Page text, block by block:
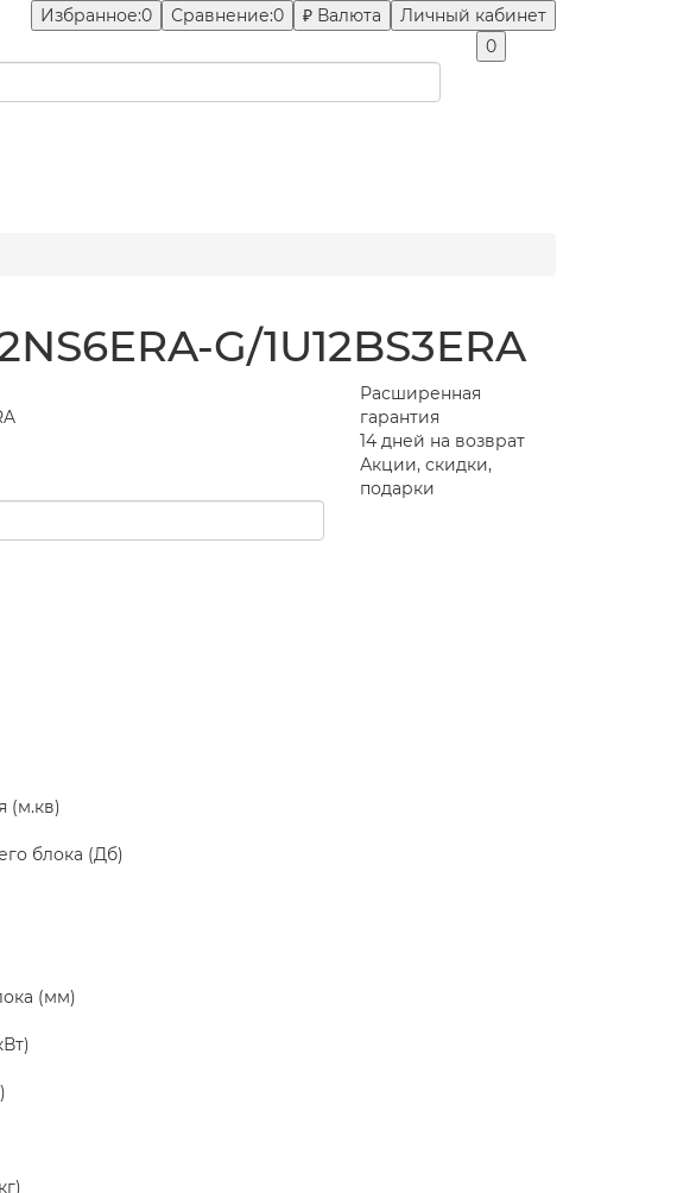
Личный кабинет
₽ Валюта
Сравнение:0
Избранное:0
0
G/1U12BS3ERA
(м.кв)
блока (Дб)
(мм)
Расширенная
гарантия
14 дней на возврат
Акции, скидки,
подарки